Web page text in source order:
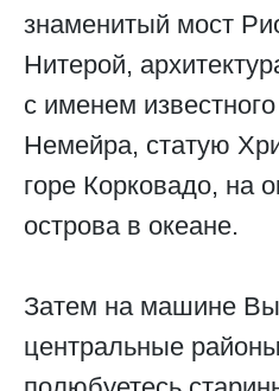
знаменитый мост
Нитерой,
с именем
Немейра, статую
горе Корковадо, на
острова в океане.
Затем на машине Вы
центральные